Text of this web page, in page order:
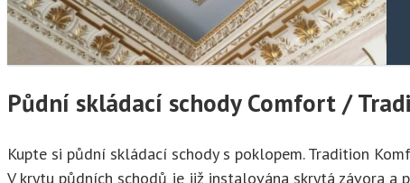
Půdní skládací schody Comfort /
Kupte si půdní skládací schody s poklopem. Tradition
V krytu půdních schodů je již instalována skrytá závora